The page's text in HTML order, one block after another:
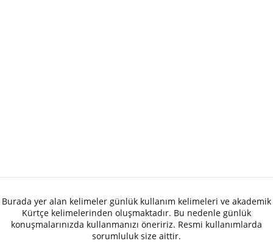
Burada yer alan kelimeler günlük kullanım kelimeleri ve akademik
Kürtçe kelimelerinden oluşmaktadır. Bu nedenle günlük
konuşmalarınızda kullanmanızı öneririz. Resmi kullanımlarda
sorumluluk size aittir.